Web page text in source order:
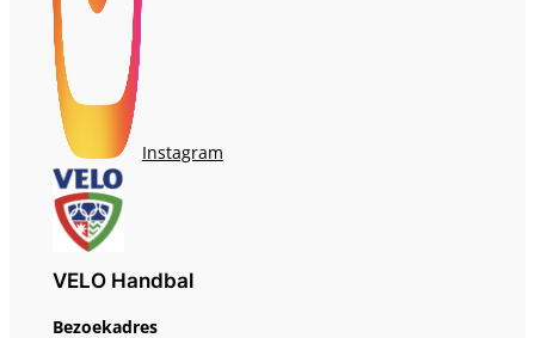
Instagram
VELO Handbal
Bezoekadres